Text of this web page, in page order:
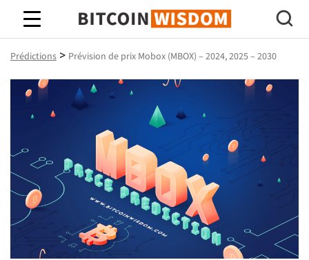
Bitcoin Sagesse
Prédictions > Prévision de prix Mobox (MBOX) – 2024, 2025 – 2030